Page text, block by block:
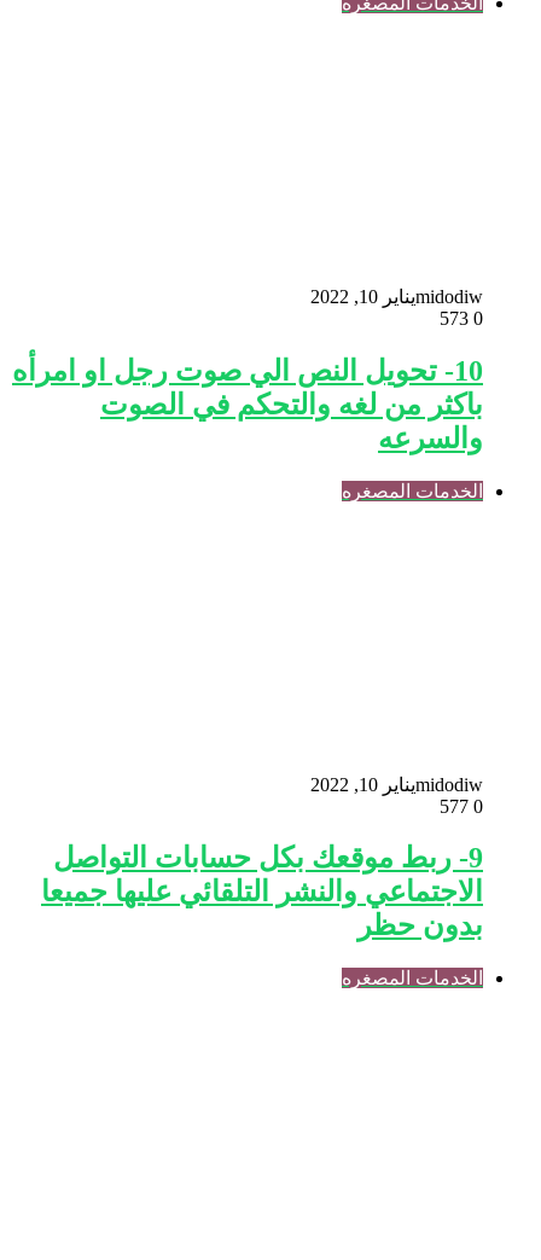
midodiwيناير 10, 2022
0
10- تحويل النص الي صوت رجل او امرأه
باكثر من لغه والتحكم في الصوت
والسرعه
الخدمات المصغره
midodiwيناير 10, 2022
0
9- ربط موقعك بكل حسابات التواصل
الاجتماعي والنشر التلقائي عليها جميعا
بدون حظر
الخدمات المصغره